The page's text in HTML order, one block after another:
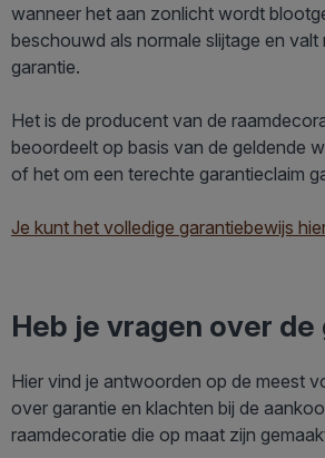
wanneer het aan zonlicht wordt
beschouwd als normale slijtage en valt
garantie.
Het is de producent van de
beoordeelt op basis van de geldende
of het om een terechte garantieclaim
Je kunt het volledige garantiebewijs
Heb je vragen over de
Hier vind je antwoorden op de meest
over garantie en klachten bij de
raamdecoratie die op maat zijn